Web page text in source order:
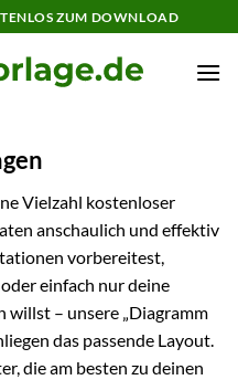
ZUM DOWNLOAD
Vielzahl kostenloser
anschaulich und effektiv
vorbereitest,
einfach nur deine
– unsere „Diagramm
das passende Layout.
die am besten zu deinen